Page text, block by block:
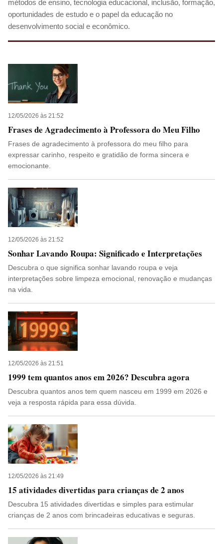
métodos de ensino, tecnologia educacional, inclusão, formação,
oportunidades de estudo e o papel da educação no
desenvolvimento social e econômico.
12/05/2026 às 21:52
Frases de Agradecimento à Professora do Meu Filho
Frases de agradecimento à professora do meu filho para
expressar carinho, respeito e gratidão de forma sincera e
emocionante.
12/05/2026 às 21:52
Sonhar Lavando Roupa: Significado e Interpretações
Descubra o que significa sonhar lavando roupa e veja
interpretações sobre limpeza emocional, renovação e mudanças
na vida.
12/05/2026 às 21:51
1999 tem quantos anos em 2026? Descubra agora
Descubra quantos anos tem quem nasceu em 1999 em 2026 e
veja a resposta rápida para essa dúvida.
12/05/2026 às 21:49
15 atividades divertidas para crianças de 2 anos
Descubra 15 atividades divertidas e simples para estimular
crianças de 2 anos com brincadeiras educativas e seguras.